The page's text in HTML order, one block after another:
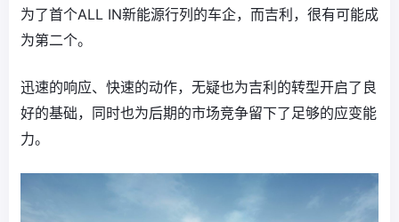
为了首个ALL IN新能源行列的车企，而吉利，很有可能成
为第二个。
迅速的响应、快速的动作，无疑也为吉利的转型开启了良
好的基础，同时也为后期的市场竞争留下了足够的应变能
力。